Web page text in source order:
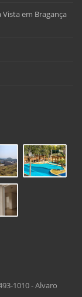
em Bragança
1010 - Alvaro